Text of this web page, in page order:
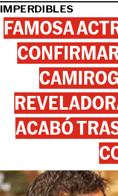
IMPERDIBLES
FAMOSA
ACABÓ